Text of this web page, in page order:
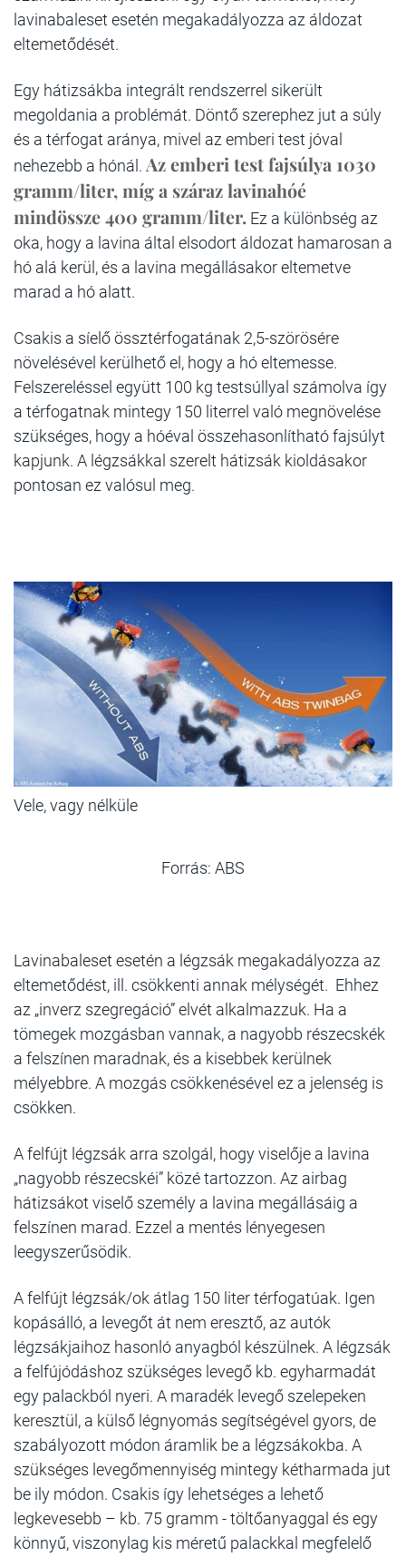
lavinabaleset esetén megakadályozza az áldozat
eltemetődését.
Egy hátizsákba integrált rendszerrel sikerült
megoldania a problémát. Döntő szerephez jut a súly
és a térfogat aránya, mivel az emberi test jóval
nehezebb a hónál. Az emberi test fajsúlya 1030
gramm/liter, míg a száraz lavinahóé
mindössze 400 gramm/liter. Ez a különbség az
oka, hogy a lavina által elsodort áldozat hamarosan a
hó alá kerül, és a lavina megállásakor eltemetve
marad a hó alatt.
Csakis a síelő össztérfogatának 2,5-szörösére
növelésével kerülhető el, hogy a hó eltemesse.
Felszereléssel együtt 100 kg testsúllyal számolva így
a térfogatnak mintegy 150 literrel való megnövelése
szükséges, hogy a hóéval összehasonlítható fajsúlyt
kapjunk. A légzsákkal szerelt hátizsák kioldásakor
pontosan ez valósul meg.
Vele, vagy nélküle
Forrás: ABS
Lavinabaleset esetén a légzsák megakadályozza az
eltemetődést, ill. csökkenti annak mélységét. Ehhez
az „inverz szegregáció” elvét alkalmazzuk. Ha a
tömegek mozgásban vannak, a nagyobb részecskék
a felszínen maradnak, és a kisebbek kerülnek
mélyebbre. A mozgás csökkenésével ez a jelenség is
csökken.
A felfújt légzsák arra szolgál, hogy viselője a lavina
„nagyobb részecskéi” közé tartozzon. Az airbag
hátizsákot viselő személy a lavina megállásáig a
felszínen marad. Ezzel a mentés lényegesen
leegyszerűsödik.
A felfújt légzsák/ok átlag 150 liter térfogatúak. Igen
kopásálló, a levegőt át nem eresztő, az autók
légzsákjaihoz hasonló anyagból készülnek. A légzsák
a felfújódáshoz szükséges levegő kb. egyharmadát
egy palackból nyeri. A maradék levegő szelepeken
keresztül, a külső légnyomás segítségével gyors, de
szabályozott módon áramlik be a légzsákokba. A
szükséges levegőmennyiség mintegy kétharmada jut
be ily módon. Csakis így lehetséges a lehető
legkevesebb – kb. 75 gramm - töltőanyaggal és egy
könnyű, viszonylag kis méretű palackkal megfelelő